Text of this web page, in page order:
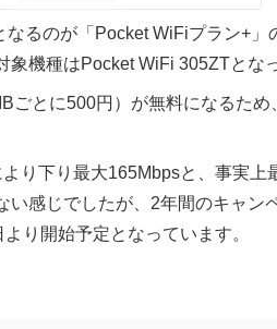
るのが「Pocket WiFiプラン+」
象機種はPocket WiFi 305ZTとな
ごとに500円）が無料になるた
り下り最大165Mbpsと、事実上
感じでしたが、2年間のキャン
り開始予定となっています。